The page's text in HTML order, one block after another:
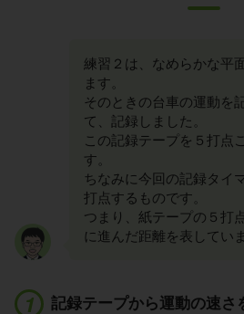
練習２は、なめらかな平
ます。
そのときの台車の運動を
て、記録しました。
この記録テープを５打点
す。
ちなみに今回の記録タイ
打点するものです。
つまり、紙テープの５打
に進んだ距離を表してい
記録テープから運動の速さ